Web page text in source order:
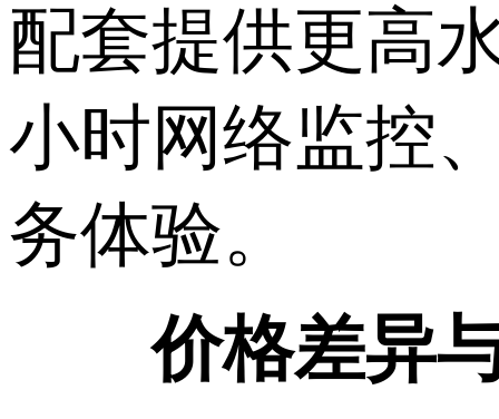
配套提供更高
小时网络监控
务体验。
价格差异与